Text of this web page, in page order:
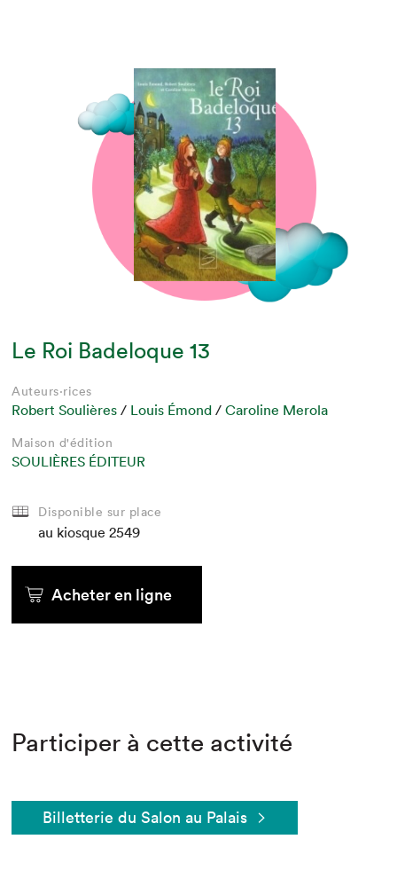
Le Roi Badeloque 13
Auteurs·rices
Robert Soulières / Louis Émond /Caroline Merola
Maison d'édition
SOULIÈRES ÉDITEUR
Disponible sur place
au kiosque 2549
Acheter en ligne
Participer à cette activité
Billetterie du Salon au Palais